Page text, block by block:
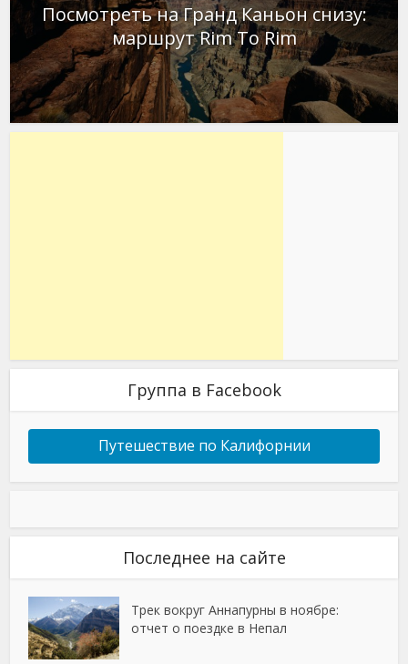
Посмотреть на Гранд Каньон снизу:
маршрут Rim To Rim
Группа в Facebook
Путешествие по Калифорнии
Последнее на сайте
Трек вокруг Аннапурны в ноябре:
отчет о поездке в Непал